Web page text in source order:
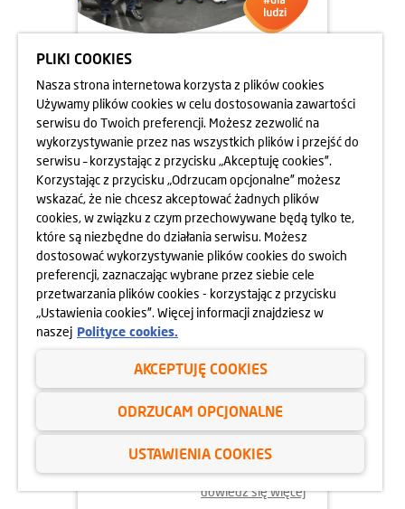
05.06.2025
DBAMY O FORMĘ STRAŻAKÓW
dowiedz się więcej
02.06.2025
ODYSEJA UMYSŁU 2025
dowiedz się więcej
PLIKI COOKIES
Nasza strona internetowa korzysta z plików cookies
Używamy plików cookies w celu dostosowania zawartości
serwisu do Twoich preferencji. Możesz zezwolić na
wykorzystywanie przez nas wszystkich plików i przejść do
serwisu – korzystając z przycisku „Akceptuję cookies”.
Korzystając z przycisku „Odrzucam opcjonalne” możesz
wskazać, że nie chcesz akceptować żadnych plików
cookies, w związku z czym przechowywane będą tylko te,
które są niezbędne do działania serwisu. Możesz
dostosować wykorzystywanie plików cookies do swoich
preferencji, zaznaczając wybrane przez siebie cele
przetwarzania plików cookies - korzystając z przycisku
„Ustawienia cookies”. Więcej informacji znajdziesz w
naszej Polityce cookies.
AKCEPTUJĘ COOKIES
ODRZUCAM OPCJONALNE
USTAWIENIA COOKIES